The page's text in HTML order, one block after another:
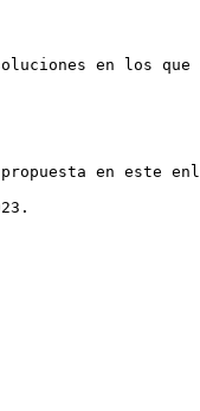
en los
en este